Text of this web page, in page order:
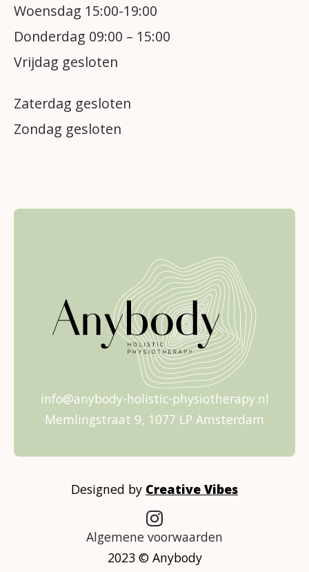
Woensdag 15:00-19:00
Donderdag 09:00 – 15:00
Vrijdag gesloten
Zaterdag gesloten
Zondag gesloten
info@anybody-holistic-physiotherapy.nl
Memlingstraat 9, 1077 LP Amsterdam
2023 © Anybody
Algemene voorwaarden
Designed by Creative Vibes